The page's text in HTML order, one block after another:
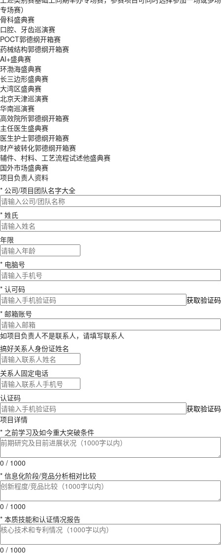
专场赛）
骨科盛典赛
口腔、牙齿巡演赛
POCT郭德纲开箱赛
药械结构郭德纲开箱赛
AI+盛典赛
环渤海盛典赛
长三边形盛典赛
大湾区盛典赛
北京天津巡演赛
华南巡演赛
高效院所郭德纲开箱赛
主任医生盛典赛
医生护士郭德纲开箱赛
财产被转化郭德纲开箱赛
辅件、村料、工艺流程试述他盛典赛
国外市场盛典赛
项目负责人资料
* 公司/项目团队名字大全
* 姓氏
年限
* 电脑号
* 认可码
获取验证码
* 邮箱账号
如项目负责人不是联系人，请填写联系人
搞好关系人身份证姓名
关系人固定电话
认证码
获取验证码
项目详情
* 之前学习及如今重大突破条件
0 / 1000
* 信息化阶段/竞品分析相对比较
0 / 1000
* 本质技能和认证情况报告
0 / 1000